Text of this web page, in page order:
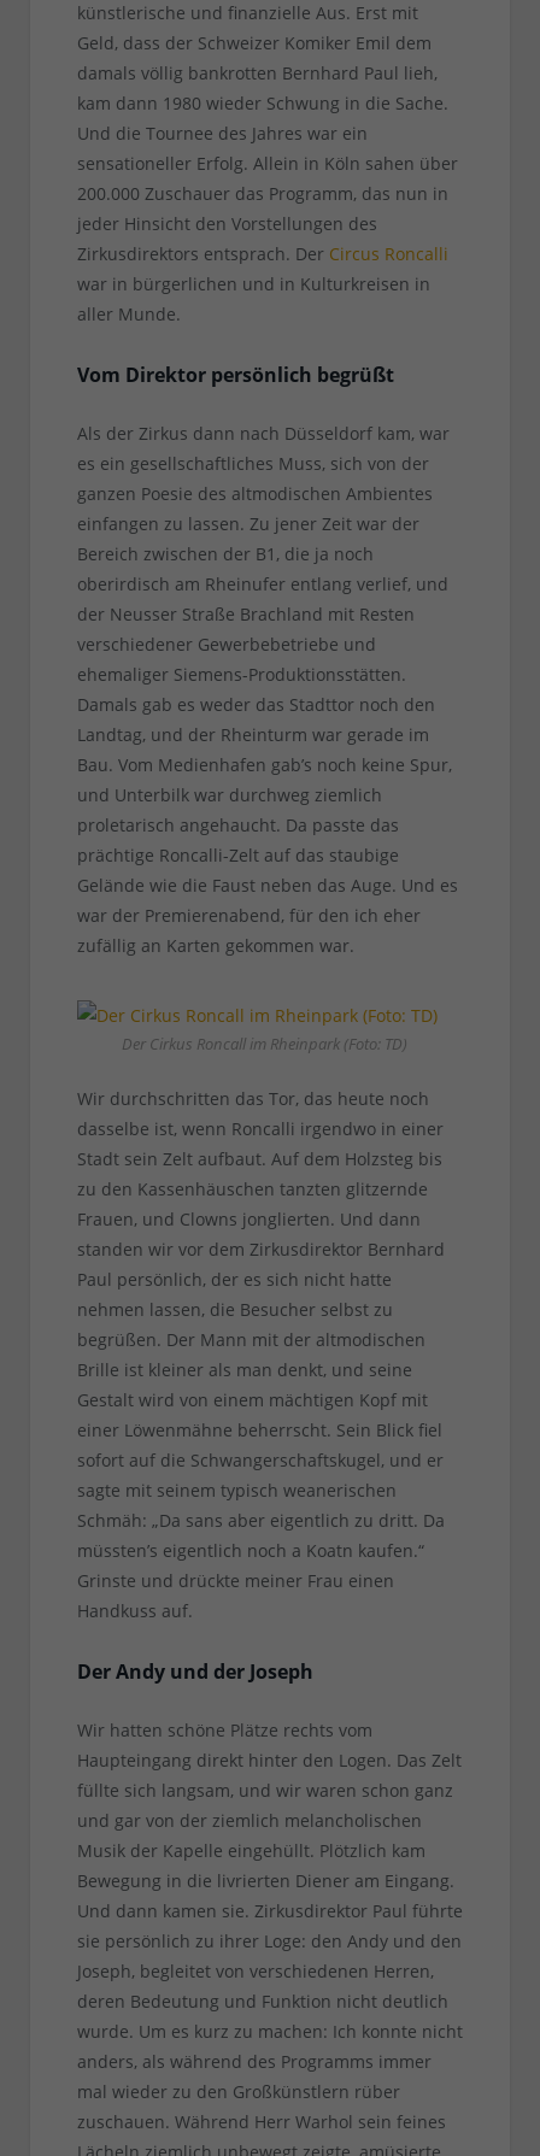
künstlerische und finanzielle Aus. Erst mit
Geld, dass der Schweizer Komiker Emil dem
damals völlig bankrotten Bernhard Paul lieh,
kam dann 1980 wieder Schwung in die Sache.
Und die Tournee des Jahres war ein
sensationeller Erfolg. Allein in Köln sahen über
200.000 Zuschauer das Programm, das nun in
jeder Hinsicht den Vorstellungen des
Zirkusdirektors entsprach. Der Circus Roncalli
war in bürgerlichen und in Kulturkreisen in
aller Munde.
Vom Direktor persönlich begrüßt
Als der Zirkus dann nach Düsseldorf kam, war
es ein gesellschaftliches Muss, sich von der
ganzen Poesie des altmodischen Ambientes
einfangen zu lassen. Zu jener Zeit war der
Bereich zwischen der B1, die ja noch
oberirdisch am Rheinufer entlang verlief, und
der Neusser Straße Brachland mit Resten
verschiedener Gewerbebetriebe und
ehemaliger Siemens-Produktionsstätten.
Damals gab es weder das Stadttor noch den
Landtag, und der Rheinturm war gerade im
Bau. Vom Medienhafen gab’s noch keine Spur,
und Unterbilk war durchweg ziemlich
proletarisch angehaucht. Da passte das
prächtige Roncalli-Zelt auf das staubige
Gelände wie die Faust neben das Auge. Und es
war der Premierenabend, für den ich eher
zufällig an Karten gekommen war.
Der Cirkus Roncall im Rheinpark (Foto: TD)
Wir durchschritten das Tor, das heute noch
dasselbe ist, wenn Roncalli irgendwo in einer
Stadt sein Zelt aufbaut. Auf dem Holzsteg bis
zu den Kassenhäuschen tanzten glitzernde
Frauen, und Clowns jonglierten. Und dann
standen wir vor dem Zirkusdirektor Bernhard
Paul persönlich, der es sich nicht hatte
nehmen lassen, die Besucher selbst zu
begrüßen. Der Mann mit der altmodischen
Brille ist kleiner als man denkt, und seine
Gestalt wird von einem mächtigen Kopf mit
einer Löwenmähne beherrscht. Sein Blick fiel
sofort auf die Schwangerschaftskugel, und er
sagte mit seinem typisch weanerischen
Schmäh: „Da sans aber eigentlich zu dritt. Da
müssten’s eigentlich noch a Koatn kaufen.“
Grinste und drückte meiner Frau einen
Handkuss auf.
Der Andy und der Joseph
Wir hatten schöne Plätze rechts vom
Haupteingang direkt hinter den Logen. Das Zelt
füllte sich langsam, und wir waren schon ganz
und gar von der ziemlich melancholischen
Musik der Kapelle eingehüllt. Plötzlich kam
Bewegung in die livrierten Diener am Eingang.
Und dann kamen sie. Zirkusdirektor Paul führte
sie persönlich zu ihrer Loge: den Andy und den
Joseph, begleitet von verschiedenen Herren,
deren Bedeutung und Funktion nicht deutlich
wurde. Um es kurz zu machen: Ich konnte nicht
anders, als während des Programms immer
mal wieder zu den Großkünstlern rüber
zuschauen. Während Herr Warhol sein feines